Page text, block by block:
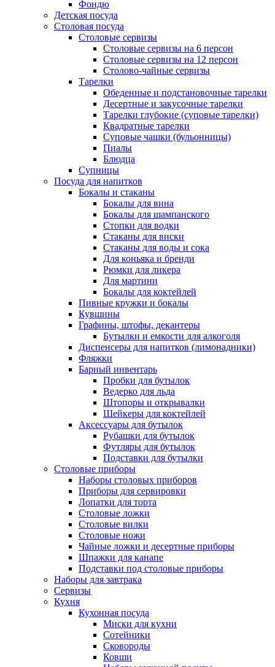
Фондю
Детская посуда
Столовая посуда
Столовые сервизы
Столовые сервизы на 6 персон
Столовые сервизы на 12 персон
Столово-чайные сервизы
Тарелки
Обеденные и подстановочные тарелки
Десертные и закусочные тарелки
Тарелки глубокие (суповые тарелки)
Квадратные тарелки
Суповые чашки (бульонницы)
Пиалы
Блюдца
Супницы
Посуда для напитков
Бокалы и стаканы
Бокалы для вина
Бокалы для шампанского
Стопки для водки
Стаканы для виски
Стаканы для воды и сока
Для коньяка и бренди
Рюмки для ликера
Для мартини
Бокалы для коктейлей
Пивные кружки и бокалы
Кувшины
Графины, штофы, декантеры
Бутылки и емкости для алкоголя
Диспенсеры для напитков (лимонадники)
Фляжки
Барный инвентарь
Пробки для бутылок
Ведерко для льда
Штопоры и открывалки
Шейкеры для коктейлей
Аксессуары для бутылок
Рубашки для бутылок
Футляры для бутылок
Подставки для бутылки
Столовые приборы
Наборы столовых приборов
Приборы для сервировки
Лопатки для торта
Столовые ложки
Столовые вилки
Столовые ножи
Чайные ложки и десертные приборы
Шпажки для канапе
Подставки под столовые приборы
Наборы для завтрака
Сервизы
Кухня
Кухонная посуда
Миски для кухни
Сотейники
Сковороды
Ковши